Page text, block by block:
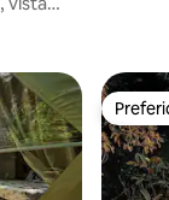
hóspedes